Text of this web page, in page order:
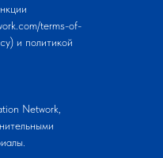
terms-of-
и политикой
Network,